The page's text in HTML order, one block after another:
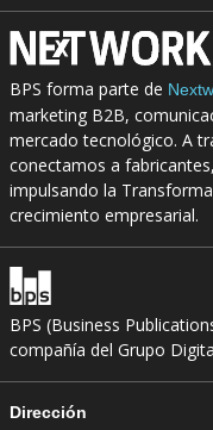
BPS forma parte de
marketing B2B,
mercado tecnológico. A
conectamos a
impulsando la
crecimiento empresarial.
BPS (Business
compañía del Grupo
Dirección